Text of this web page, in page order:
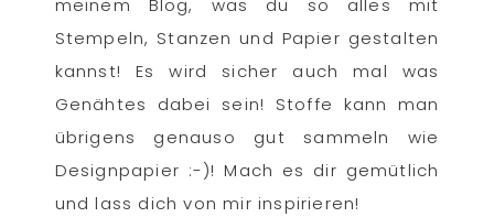
Stempeln, Stanzen und Papier gestalten
kannst! Es wird sicher auch mal was
Genähtes dabei sein! Stoffe kann man
übrigens genauso gut sammeln wie
Designpapier :-)! Mach es dir gemütlich
und lass dich von mir inspirieren!